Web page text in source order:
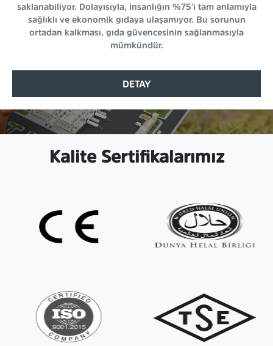
saklanabiliyor. Dolayısıyla, insanlığın %75’i tam anlamıyla
sağlıklı ve ekonomik gıdaya ulaşamıyor. Bu sorunun
ortadan kalkması, gıda güvencesinin sağlanmasıyla
mümkündür.
DETAY
Kalite Sertifikalarımız